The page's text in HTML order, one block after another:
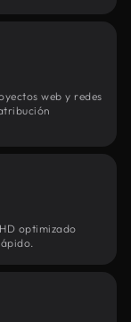
web y redes
optimizado